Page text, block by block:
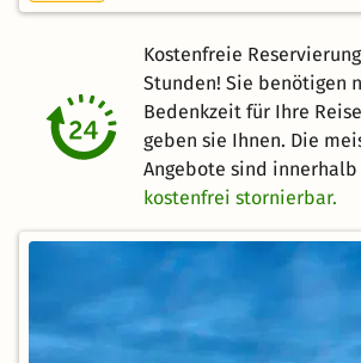
Kostenfreie
Stunden! Sie benötigen
Bedenkzeit für Ihre
geben sie Ihnen. Die
Angebote sind innerhalb
kostenfrei stornierbar.